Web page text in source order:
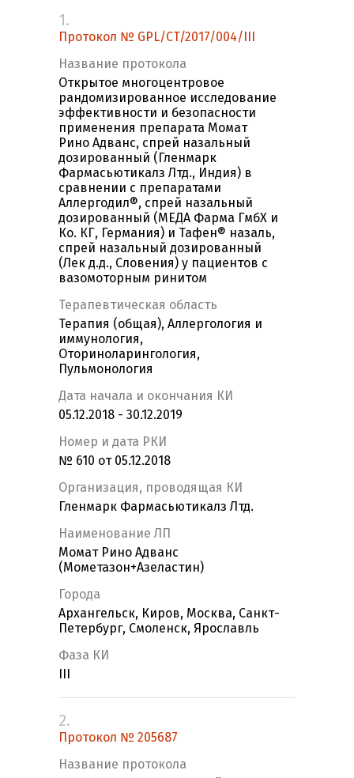
1.
Протокол № GPL/CT/2017/004/III
Название протокола
Открытое многоцентровое
рандомизированное исследование
эффективности и безопасности
применения препарата Момат
Рино Адванс, спрей назальный
дозированный (Гленмарк
Фармасьютикалз Лтд., Индия) в
сравнении с препаратами
Аллергодил®, спрей назальный
дозированный (МЕДА Фарма ГмбХ и
Ко. КГ, Германия) и Тафен® назаль,
спрей назальный дозированный
(Лек д.д., Словения) у пациентов с
вазомоторным ринитом
Терапевтическая область
Терапия (общая), Аллергология и
иммунология,
Оториноларингология,
Пульмонология
Дата начала и окончания КИ
05.12.2018 - 30.12.2019
Номер и дата РКИ
№ 610 от 05.12.2018
Организация, проводящая КИ
Гленмарк Фармасьютикалз Лтд.
Наименование ЛП
Момат Рино Адванс
(Мометазон+Азеластин)
Города
Архангельск, Киров, Москва, Санкт-
Петербург, Смоленск, Ярославль
Фаза КИ
2.
Протокол № 205687
Название протокола